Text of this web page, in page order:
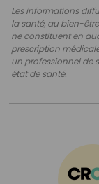
Les informations
la santé, au bien-
ne constituent en
prescription
un professionnel de
état de santé.